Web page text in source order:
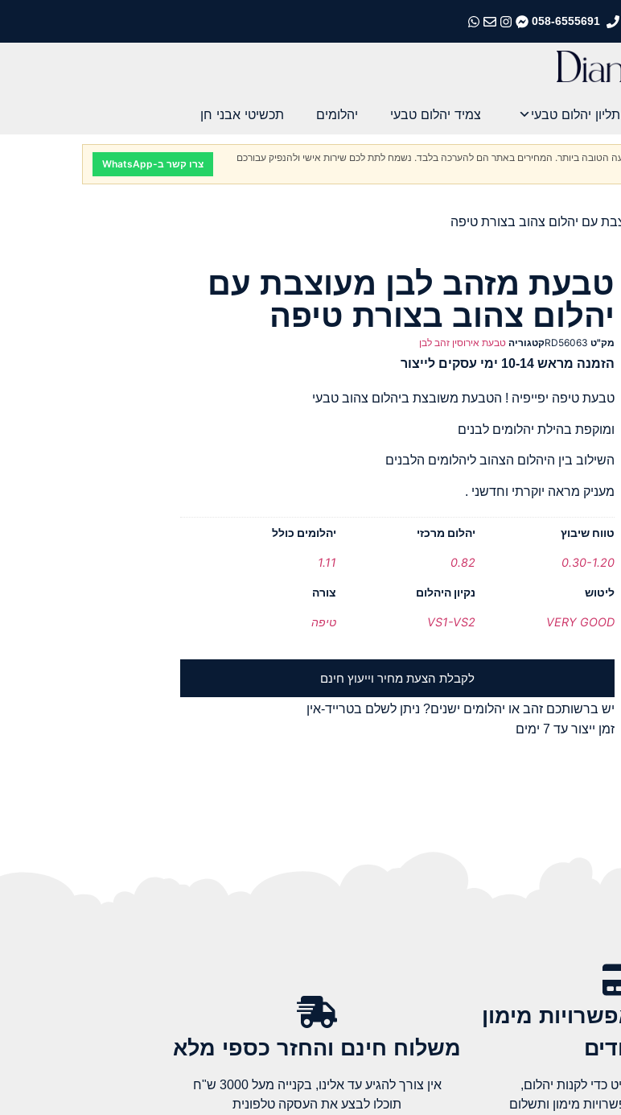
058-6555691
התקשרו אלינו
התקשרו אלינו
התקשרו אלינו
התקשרו אלינו
תליון יהלום טבעי צמיד יהלום טבעי יהלומים תכשיטי אבני חן
הטובה ביותר. המחירים באתר הם להערכה בלבד. נשמח לתת לכם שירות אישי ולהנפיק עבורכם
צרו קשר ב-WhatsApp
עם יהלום צהוב בצורת טיפה
טבעת מזהב לבן מעוצבת עם
יהלום צהוב בצורת טיפה
מק"ט RD56063קטגוריה טבעת אירוסין זהב לבן
הזמנה מראש 10-14 ימי עסקים לייצור
טבעת טיפה יפייפיה ! הטבעת משובצת ביהלום צהוב טבעי
ומוקפת בהילת יהלומים לבנים
השילוב בין היהלום הצהוב ליהלומים הלבנים
מעניק מראה יוקרתי וחדשני .
טווח שיבוץ
0.30-1.20
יהלום מרכזי
0.82
יהלומים כולל
1.11
ליטוש
VERY GOOD
נקיון היהלום
VS1-VS2
צורה
טיפה
לקבלת הצעת מחיר וייעוץ חינם
יש ברשותכם זהב או יהלומים ישנים? ניתן לשלם בטרייד-אין
זמן ייצור עד 7 ימים
מימון
כדי לקנות יהלום,
מימון ותשלום
משלוח חינם והחזר כספי מלא​
אין צורך להגיע עד אלינו, בקנייה מעל 3000 ש"ח
תוכלו לבצע את העסקה טלפונית